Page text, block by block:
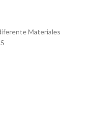
Materiales